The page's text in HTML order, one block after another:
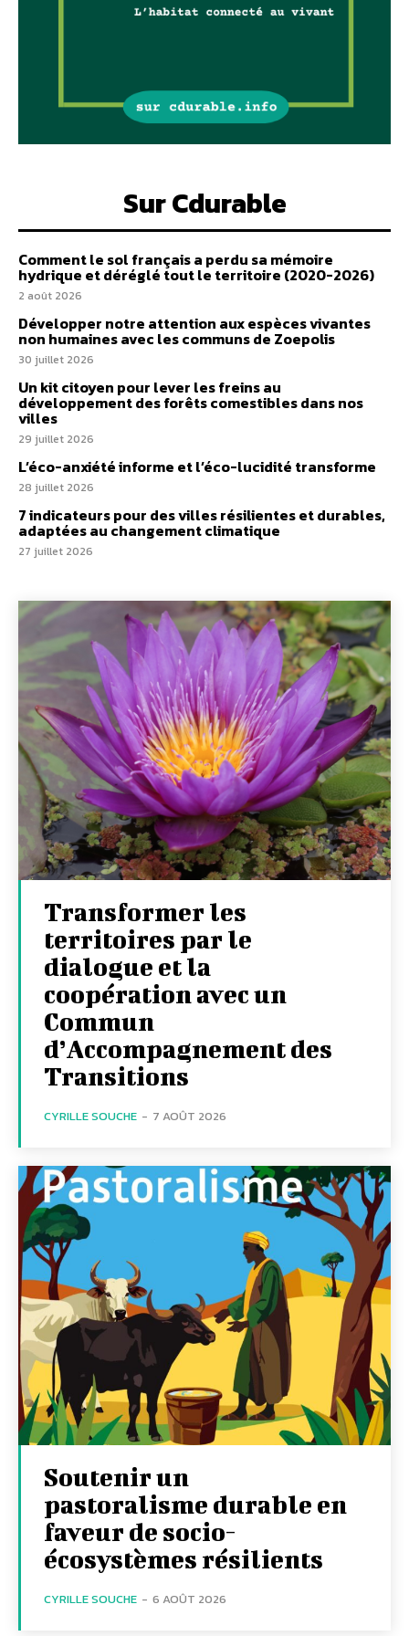
Sur Cdurable
Comment le sol français a perdu sa mémoire
hydrique et déréglé tout le territoire (2020-2026)
2 août 2026
Développer notre attention aux espèces vivantes
non humaines avec les communs de Zoepolis
30 juillet 2026
Un kit citoyen pour lever les freins au
développement des forêts comestibles dans nos
villes
29 juillet 2026
L’éco-anxiété informe et l’éco-lucidité transforme
28 juillet 2026
7 indicateurs pour des villes résilientes et durables,
adaptées au changement climatique
27 juillet 2026
Transformer les
territoires par le
dialogue et la
coopération avec un
Commun
d’Accompagnement des
Transitions
CYRILLE SOUCHE - 7 AOÛT 2026
Soutenir un
pastoralisme durable en
faveur de socio-
écosystèmes résilients
CYRILLE SOUCHE - 6 AOÛT 2026